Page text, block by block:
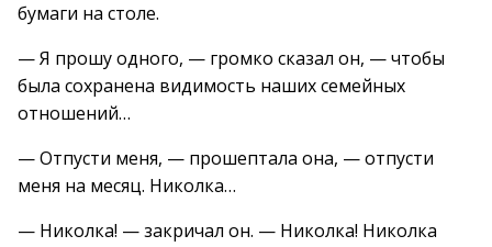
бумаги на столе.
— Я прошу одного, — громко сказал он, — чтобы
была сохранена видимость наших семейных
отношений…
— Отпусти меня, — прошептала она, — отпусти
меня на месяц. Николка…
— Николка! — закричал он. — Николка! Николка